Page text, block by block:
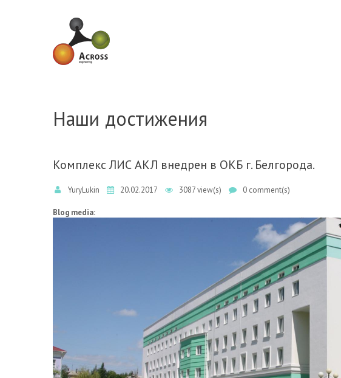
Наши достижения
Комплекс ЛИС АКЛ внедрен в ОКБ г. Белгорода.
YuryLukin 20.02.2017 3087 view(s) 0 comment(s)
Blog media: